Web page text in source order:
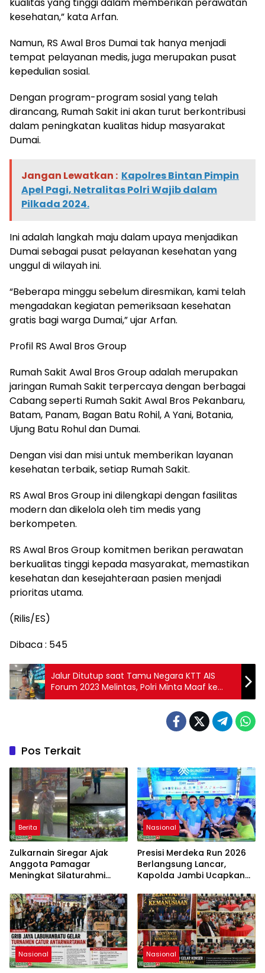
kesehatan,” kata Arfan.
Namun, RS Awal Bros Dumai tak hanya menjadi
tempat pelayanan medis, juga merupakan pusat
kepedulian sosial.
Dengan program-program sosial yang telah
dirancang, Rumah Sakit ini akan turut berkontribusi
dalam peningkatan kualitas hidup masyarakat
Dumai.
Jangan Lewatkan : Kapolres Bintan Pimpin
Apel Pagi, Netralitas Polri Wajib dalam
Pilkada 2024.
Ini adalah langkah maju dalam upaya menjadikan
Dumai sebagai pusat pelayanan kesehatan yang
unggul di wilayah ini.
“Beberapa minggu sebelum diresmikan, kami telah
mengadakan kegiatan pemeriksaan kesehatan
gratis bagi warga Dumai,” ujar Arfan.
Profil RS Awal Bros Group
Rumah Sakit Awal Bros Group adalah merupakan
jaringan Rumah Sakit terpercaya dengan berbagai
Cabang seperti Rumah Sakit Awal Bros Pekanbaru,
Batam, Panam, Bagan Batu Rohil, A Yani, Botania,
Ujung Batu Rohul dan Dumai.
Dengan visi dan misi untuk memberikan layanan
kesehatan terbaik, setiap Rumah Sakit.
RS Awal Bros Group ini dilengkapi dengan fasilitas
modern dan dikelola oleh tim medis yang
berkompeten.
RS Awal Bros Group komitmen berikan perawatan
berkualitas tinggi kepada masyarakat, memastikan
kesehatan dan kesejahteraan pasien menjadi
prioritas utama.
(Rilis/ES)
Dibaca : 545
Jalur Ditutup saat Tamu Negara KTT AIS
Forum 2023 Melintas, Polri Minta Maaf ke
Masyarakat dan Wisatawan
Pos Terkait
Berita
Zulkarnain Siregar Ajak
Anggota Pamagar
Meningkat Silaturahmi
Pamagar Agar Terjalin
Ukhuwah Islami
Nasional
Presisi Merdeka Run 2026
Berlangsung Lancar,
Kapolda Jambi Ucapkan
Dukungan Masyarakat
Nasional Nasional